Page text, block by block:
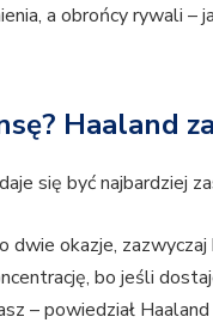
a obrońcy rywali
Haaland
się być najbardziej
dwie okazje,
bo jeśli
– powiedział